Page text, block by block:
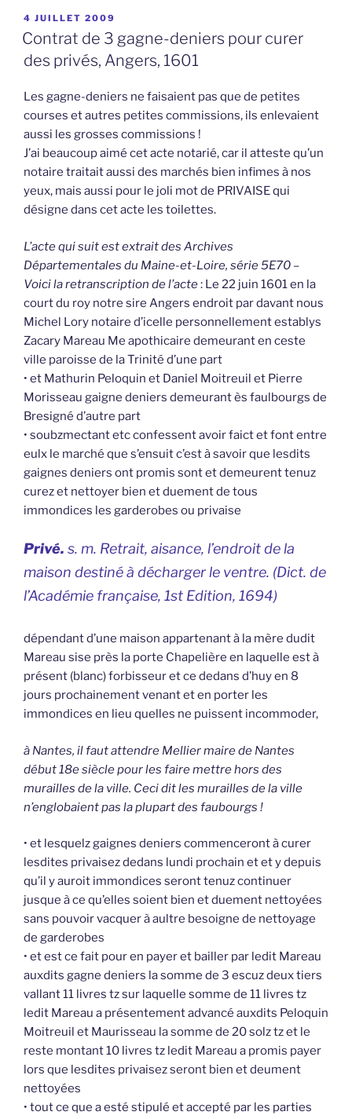
PUBLIÉ
LE
4 JUILLET 2009
Contrat de 3 gagne-deniers pour curer
des privés, Angers, 1601
Les gagne-deniers ne faisaient pas que de petites
courses et autres petites commissions, ils enlevaient
aussi les grosses commissions !
J’ai beaucoup aimé cet acte notarié, car il atteste qu’un
notaire traitait aussi des marchés bien infimes à nos
yeux, mais aussi pour le joli mot de PRIVAISE qui
désigne dans cet acte les toilettes.
L’acte qui suit est extrait des Archives
Départementales du Maine-et-Loire, série 5E70 –
Voici la retranscription de l’acte: Le 22 juin 1601 en la
court du roy notre sire Angers endroit par davant nous
Michel Lory notaire d’icelle personnellement establys
Zacary Mareau Me apothicaire demeurant en ceste
ville paroisse de la Trinité d’une part
• et Mathurin Peloquin et Daniel Moitreuil et Pierre
Morisseau gaigne deniers demeurant ès faulbourgs de
Bresigné d’autre part
• soubzmectant etc confessent avoir faict et font entre
eulx le marché que s’ensuit c’est à savoir que lesdits
gaignes deniers ont promis sont et demeurent tenuz
curez et nettoyer bien et duement de tous
immondices les garderobes ou privaise
Privé. s. m. Retrait, aisance, l’endroit de la
maison destiné à décharger le ventre. (Dict. de
l’Académie française, 1st Edition, 1694)
dépendant d’une maison appartenant à la mère dudit
Mareau sise près la porte Chapelière en laquelle est à
présent (blanc) forbisseur et ce dedans d’huy en 8
jours prochainement venant et en porter les
immondices en lieu quelles ne puissent incommoder,
à Nantes, il faut attendre Mellier maire de Nantes
début 18e siècle pour les faire mettre hors des
murailles de la ville. Ceci dit les murailles de la ville
n’englobaient pas la plupart des faubourgs !
• et lesquelz gaignes deniers commenceront à curer
lesdites privaisez dedans lundi prochain et et y depuis
qu’il y auroit immondices seront tenuz continuer
jusque à ce qu’elles soient bien et duement nettoyées
sans pouvoir vacquer à aultre besoigne de nettoyage
de garderobes
• et est ce fait pour en payer et bailler par ledit Mareau
auxdits gagne deniers la somme de 3 escuz deux tiers
vallant 11 livres tz sur laquelle somme de 11 livres tz
ledit Mareau a présentement advancé auxdits Peloquin
Moitreuil et Maurisseau la somme de 20 solz tz et le
reste montant 10 livres tz ledit Mareau a promis payer
lors que lesdites privaisez seront bien et deument
nettoyées
• tout ce que a esté stipulé et accepté par les parties